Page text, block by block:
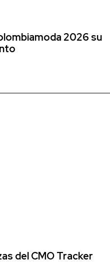
2026 su
del CMO Tracker